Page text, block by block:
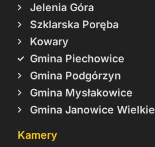
Jelenia Góra
Szklarska Poręba
Kowary
Gmina Piechowice
Gmina Podgórzyn
Gmina Mysłakowice
Gmina Janowice Wielkie
Kamery